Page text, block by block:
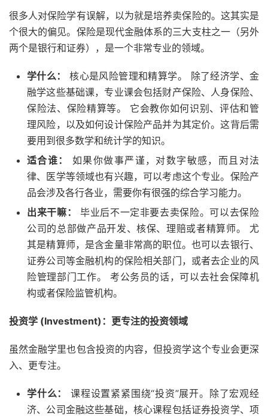
很多人对保险学有误解，以为就是培养卖保险的。这其实是
个很大的偏见。保险是现代金融体系的三大支柱之一（另外
两个是银行和证券），是一个非常专业的领域。
学什么：
核心是风险管理和精算学。 除了经济学、金
融学这些基础课，专业课会包括财产保险、人身保险、
保险法、保险精算等。 它会教你如何识别、评估和管
理风险，以及如何设计保险产品并为其定价。这背后需
要用到很多数学和统计学的知识。
适合谁：
如果你做事严谨，对数字敏感，而且对法
律、医学等领域也有兴趣，可以考虑这个专业。保险产
品会涉及各行各业，需要你有很强的综合学习能力。
出来干嘛：
毕业后不一定非要去卖保险。可以去保险
公司的总部做产品开发、核保、理赔或者精算师。 尤
其是精算师，是含金量非常高的职位。也可以去银行、
证券公司等金融机构的保险相关部门，或者去企业的风
险管理部门工作。 考公务员的话，可以去社会保障机
构或者保险监管机构。
投资学 (Investment)：更专注的投资领域
虽然金融学里也包含投资的内容，但投资学这个专业会更深
入、更专注。
学什么：
课程设置紧紧围绕“投资”展开。除了宏观经
济、公司金融这些基础，核心课程包括证券投资学、项